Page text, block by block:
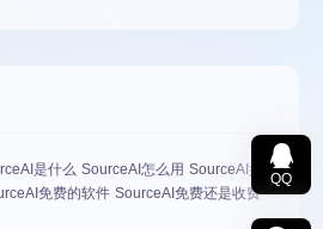
是什么 SourceAI怎么用 SourceAI如
免费的软件 SourceAI免费还是收费
QQ